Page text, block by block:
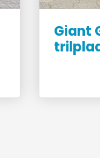
Giant